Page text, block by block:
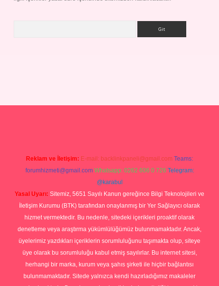
Reklam ve İletişim: E-mail: backlinkpaneli@gmail.com Teams:
forumhizmeti@gmail.com Whatsapp: 0262 606 0 726 Telegram:
@karabul
Yasal Uyarı: Sitemiz, 5651 Sayılı Kanun gereğince Bilgi Teknolojileri ve
İletişim Kurumu (BTK) tarafından onaylanmış bir Yer Sağlayıcı olarak
hizmet vermektedir. Bu nedenle, sitedeki içerikleri proaktif olarak
denetleme veya araştırma yükümlülüğümüz bulunmamaktadır. Ancak,
üyelerimiz yazdıkları içeriklerin sorumluluğunu taşımakta olup, siteye
üye olarak bu sorumluluğu kabul etmiş sayılırlar. Bu internet sitesi,
herhangi bir marka, kurum veya şahıs şirketi ile hiçbir bağlantısı
bulunmamaktadır. Sitede yalnızca kendi hazırladığımız makaleler